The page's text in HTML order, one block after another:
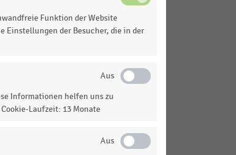
USA
Funktion der Website
Einstellungen der Besucher, die in der
Informationen helfen uns zu
Laufzeit: 13 Monate